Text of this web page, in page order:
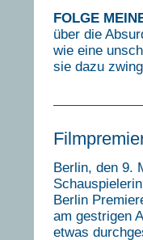
FOLGE
über die
wie eine
sie dazu
Berlin, den 9.
Berlin
am gestrigen
etwas